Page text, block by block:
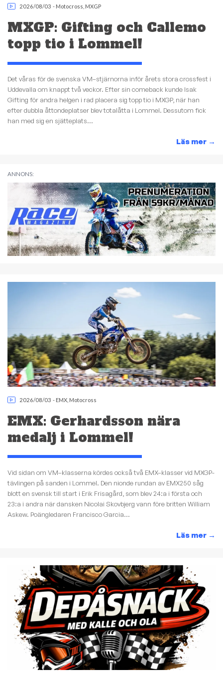
2026/08/03 - Motocross MXGP
MXGP: Gifting och Callemo
topp tio i Lommel!
Det våras för de svenska VM–stjärnorna inför årets stora crossfest i
Uddevalla om knappt två veckor. Efter sin comeback kunde Isak
Gifting för andra helgen i rad placera sig topp tio i MXGP, när han
efter dubbla åttondeplatser blev totalåtta i Lommel. Dessutom fick
han med sig en sjätteplats...
Läs mer →
ANNONS:
2026/08/03 - EMX Motocross
EMX: Gerhardsson nära
medalj i Lommel!
Vid sidan om VM–klasserna kördes också två EMX–klasser vid MXGP-
tävlingen på sanden i Lommel. Den nionde rundan av EMX250 såg
blott en svensk till start i Erik Frisagård, som blev 24:a i första och
23:a i andra när dansken Nicolai Skovbjerg vann före britten William
Askew. Poängledaren Francisco Garcia...
Läs mer →